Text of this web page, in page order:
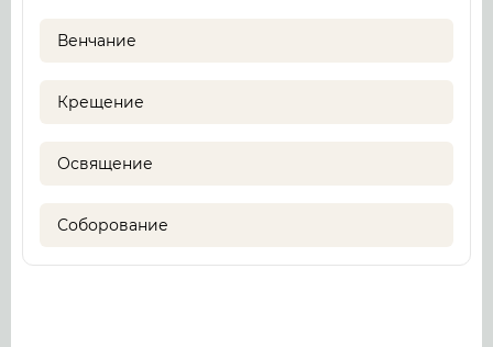
Венчание
Крещение
Освящение
Соборование